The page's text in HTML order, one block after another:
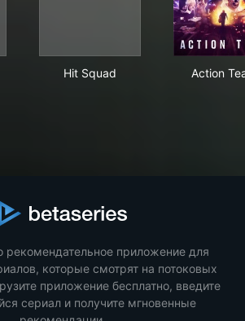
Hit Squad Action
рекомендательное приложение для
которые смотрят на потоковых
приложение бесплатно, введите
сериал и получите мгновенные